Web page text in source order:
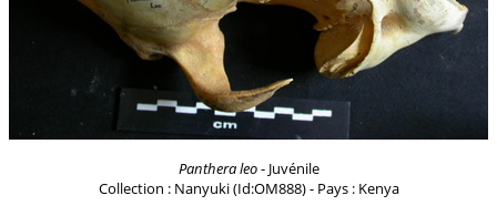
Panthera leo- Juvénile
Collection : Nanyuki (Id:OM888) - Pays : Kenya